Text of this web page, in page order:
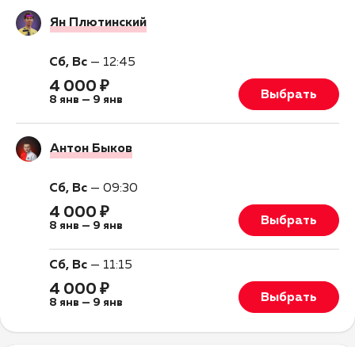
Ян Плютинский
Сб, Вс — 12:45
4 000 ₽
8 янв — 9 янв Выбрать
Антон Быков
Сб, Вс — 09:30
4 000 ₽
8 янв — 9 янв Выбрать
Сб, Вс — 11:15
4 000 ₽
8 янв — 9 янв Выбрать